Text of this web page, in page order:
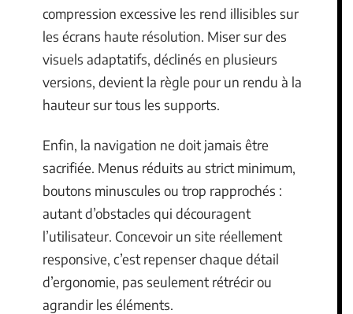
compression excessive les rend illisibles sur
les écrans haute résolution. Miser sur des
visuels adaptatifs, déclinés en plusieurs
versions, devient la règle pour un rendu à la
hauteur sur tous les supports.
Enfin, la navigation ne doit jamais être
sacrifiée. Menus réduits au strict minimum,
boutons minuscules ou trop rapprochés :
autant d’obstacles qui découragent
l’utilisateur. Concevoir un site réellement
responsive, c’est repenser chaque détail
d’ergonomie, pas seulement rétrécir ou
agrandir les éléments.